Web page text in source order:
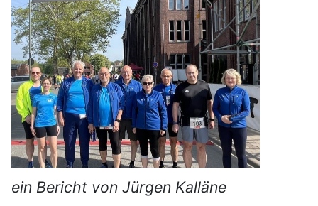
ein Bericht von Jürgen Kalläne